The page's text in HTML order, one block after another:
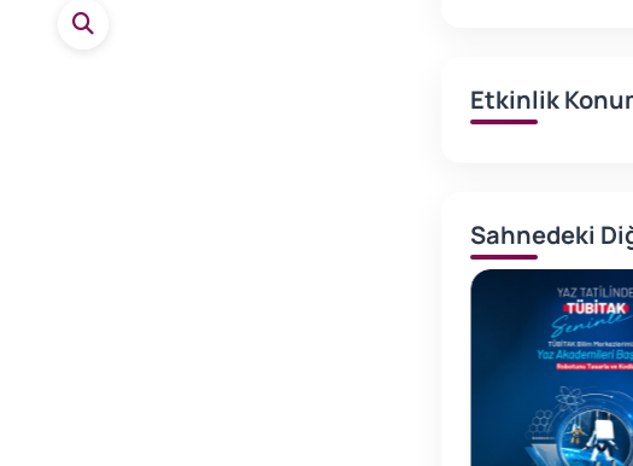
Etkinlik
Sahnedeki